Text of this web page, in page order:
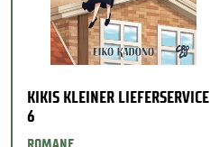
KIKIS KLEINER LIEFERSERVICE
6